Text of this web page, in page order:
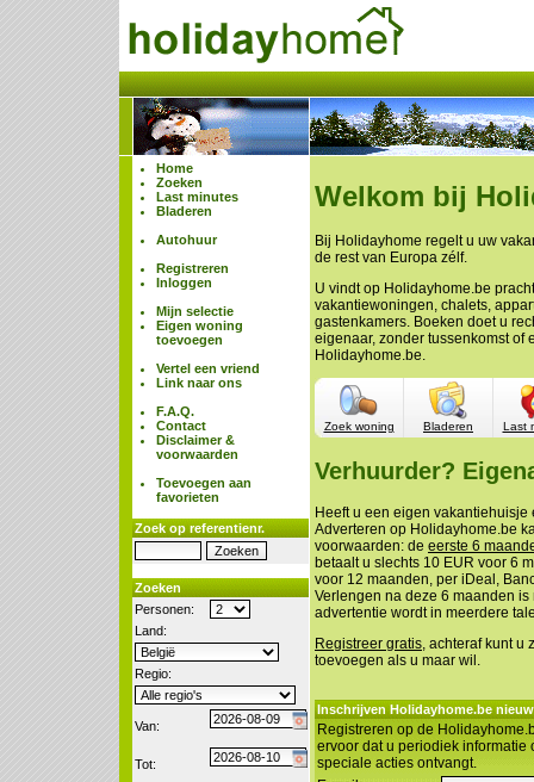
Home
Zoeken
Last minutes
Bladeren
Autohuur
Registreren
Inloggen
Mijn selectie
Eigen woning
toevoegen
Vertel een vriend
Link naar ons
F.A.Q.
Contact
Disclaimer &
voorwaarden
Toevoegen aan
favorieten
Zoek op referentienr.
Zoeken
Personen:
Land:
Regio:
Van:
Tot:
Welkom bij
Bij Holidayhome regelt u uw
de rest van Europa zélf.
U vindt op Holidayhome.be
vakantiewoningen, chalets,
gastenkamers. Boeken doet u
eigenaar, zonder tussenkomst of
Holidayhome.be.
Zoek woning Bladeren Last
Verhuurder?
Heeft u een eigen
Adverteren op Holidayhome.be
voorwaarden: de eerste 6
betaalt u slechts 10 EUR voor 6
voor 12 maanden, per iDeal,
Verlengen na deze 6 maanden is
advertentie wordt in meerdere
Registreer gratis, achteraf kunt u
toevoegen als u maar wil.
Inschrijven Holidayhome.be
Registreren op de
ervoor dat u periodiek informatie
speciale acties ontvangt.